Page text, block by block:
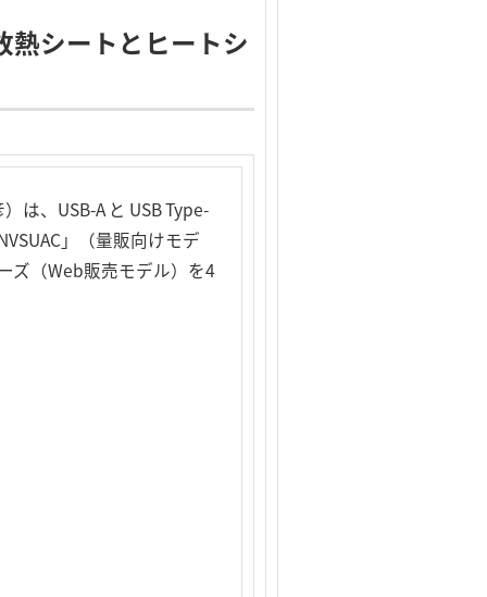
熱シートとヒートシ
は、USB-A と USB Type-
」（量販向けモデ
ズ（Web販売モデル）を4